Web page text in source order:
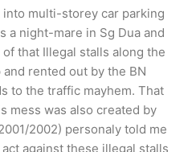
multi-storey car parking
a night-mare in Sg Dua and
that Illegal stalls along the
rented out by the BN
to the traffic mayhem. That
mess was also created by
2002) personaly told me
against these illegal stalls